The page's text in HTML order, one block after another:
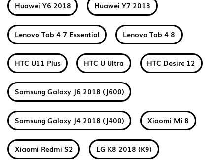
Huawei Y6 2018 Huawei Y7 2018
Lenovo Tab 4 7 Essential Lenovo Tab 4 8
HTC U11 Plus HTC U Ultra HTC Desire 12
Samsung Galaxy J6 2018 (J600)
Samsung Galaxy J4 2018 (J400) Xiaomi Mi 8
Xiaomi Redmi S2 LG K8 2018 (K9)